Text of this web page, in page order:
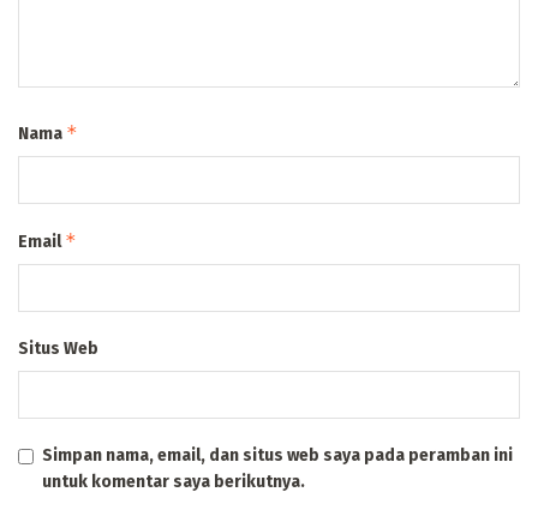
Nama *
Email*
Situs Web
Simpan nama, email, dan situs web saya pada peramban ini
untuk komentar saya berikutnya.